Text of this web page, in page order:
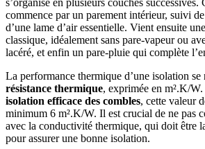
s’organise en plusieurs couches successives.
commence par un parement intérieur, suivi de
d’une lame d’air essentielle. Vient ensuite
classique, idéalement sans pare-vapeur ou
lacéré, et enfin un pare-pluie qui complète
La performance thermique d’une isolation se
résistance thermique, exprimée en m².K/
isolation efficace des combles, cette valeur
minimum 6 m².K/W. Il est crucial de ne pas
avec la conductivité thermique, qui doit être
pour assurer une bonne isolation.